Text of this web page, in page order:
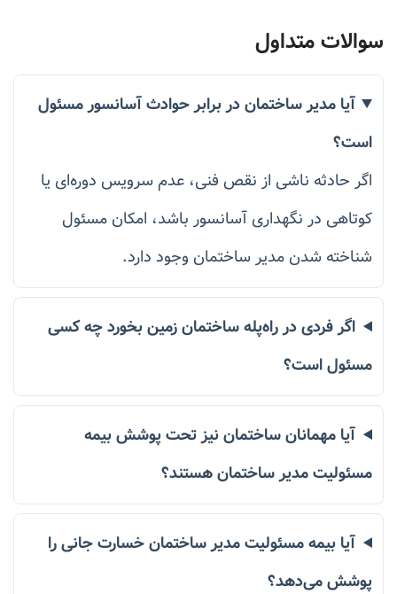
سوالات متداول
آیا مدیر ساختمان در برابر حوادث آسانسور مسئول
است؟
اگر حادثه ناشی از نقص فنی، عدم سرویس دوره‌ای یا
کوتاهی در نگهداری آسانسور باشد، امکان مسئول
شناخته شدن مدیر ساختمان وجود دارد.
اگر فردی در راه‌پله ساختمان زمین بخورد چه کسی
مسئول است؟
آیا مهمانان ساختمان نیز تحت پوشش بیمه
مسئولیت مدیر ساختمان هستند؟
آیا بیمه مسئولیت مدیر ساختمان خسارت جانی را
پوشش می‌دهد؟